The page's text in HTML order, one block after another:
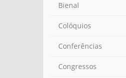
Bienal
Colóquios
Conferências
Congressos